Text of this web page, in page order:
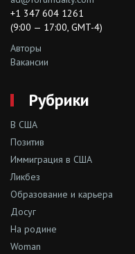
+1 347 604 1261
(9:00 — 17:00, GMT-4)
Авторы
Вакансии
Рубрики
В США
Позитив
Иммиграция в США
Ликбез
Образование и карьера
Досуг
На родине
Woman